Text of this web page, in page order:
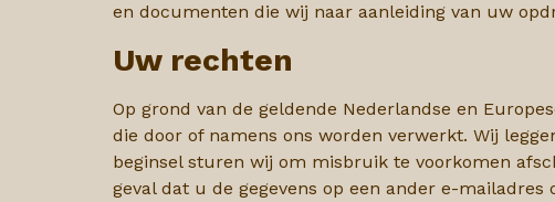
en documenten die wij naar aanleiding van uw
Uw rechten
Op grond van de geldende Nederlandse en
die door of namens ons worden verwerkt. Wij
beginsel sturen wij om misbruik te voorkomen
geval dat u de gegevens op een ander e-